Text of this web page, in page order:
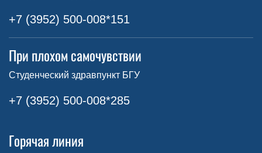
+7 (3952) 500-008*151
При плохом самочувствии
Студенческий здравпункт БГУ
+7 (3952) 500-008*285
Горячая линия